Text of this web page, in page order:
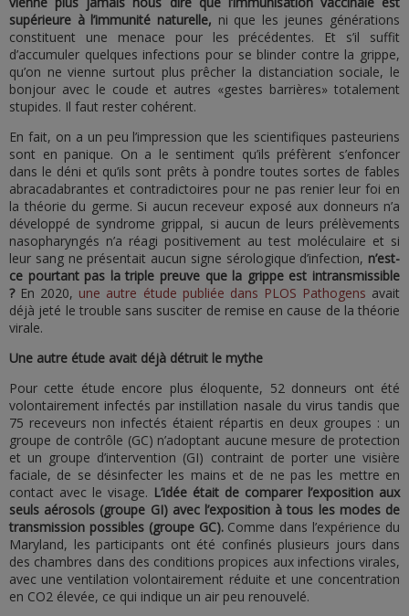
supérieure à l’immunité naturelle, ni que les jeunes générations
constituent une menace pour les précédentes. Et s’il suffit
d’accumuler quelques infections pour se blinder contre la grippe,
qu’on ne vienne surtout plus prêcher la distanciation sociale, le
bonjour avec le coude et autres «gestes barrières» totalement
stupides. Il faut rester cohérent.
En fait, on a un peu l’impression que les scientifiques pasteuriens
sont en panique. On a le sentiment qu’ils préfèrent s’enfoncer
dans le déni et qu’ils sont prêts à pondre toutes sortes de fables
abracadabrantes et contradictoires pour ne pas renier leur foi en
la théorie du germe. Si aucun receveur exposé aux donneurs n’a
développé de syndrome grippal, si aucun de leurs prélèvements
nasopharyngés n’a réagi positivement au test moléculaire et si
leur sang ne présentait aucun signe sérologique d’infection, n’est-
ce pourtant pas la triple preuve que la grippe est intransmissible
?En 2020, une autre étude publiée dans PLOS Pathogens avait
déjà jeté le trouble sans susciter de remise en cause de la théorie
virale.
Une autre étude avait déjà détruit le mythe
Pour cette étude encore plus éloquente, 52 donneurs ont été
volontairement infectés par instillation nasale du virus tandis que
75 receveurs non infectés étaient répartis en deux groupes : un
groupe de contrôle (GC) n’adoptant aucune mesure de protection
et un groupe d’intervention (GI) contraint de porter une visière
faciale, de se désinfecter les mains et de ne pas les mettre en
contact avec le visage. L’idée était de comparer l’exposition aux
seuls aérosols (groupe GI) avec l’exposition à tous les modes de
transmission possibles (groupe GC).Comme dans l’expérience du
Maryland, les participants ont été confinés plusieurs jours dans
des chambres dans des conditions propices aux infections virales,
avec une ventilation volontairement réduite et une concentration
en CO2 élevée, ce qui indique un air peu renouvelé.